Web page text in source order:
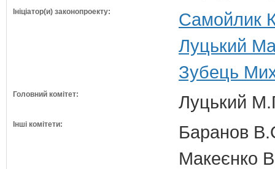
Ініціатор(и) законопроекту:
Самойлик
Луцький
Зубець
Головний комітет: Луцький
Інші комітети:
Баранов
Макеєнко